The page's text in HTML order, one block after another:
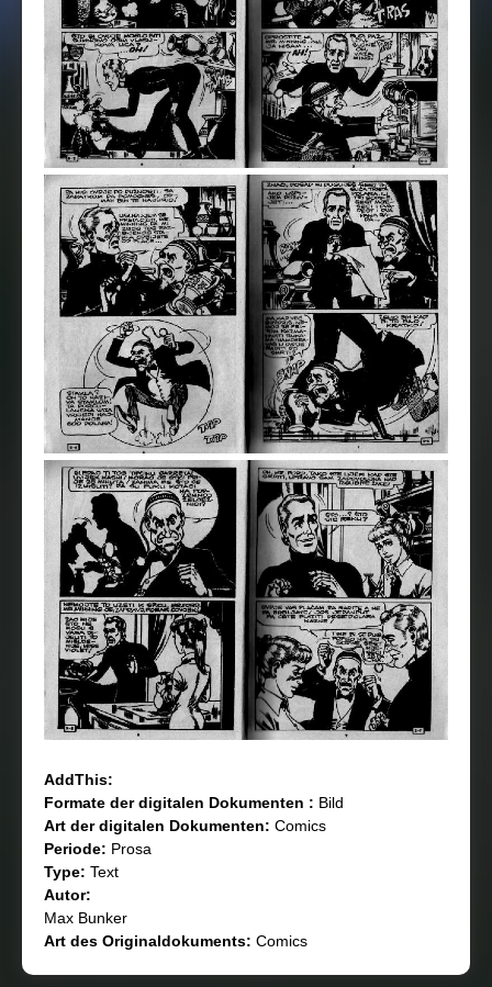
AddThis:
Formate der digitalen Dokumenten : Bild
Art der digitalen Dokumenten: Comics
Periode: Prosa
Type: Text
Autor:
Max Bunker
Art des Originaldokuments: Comics